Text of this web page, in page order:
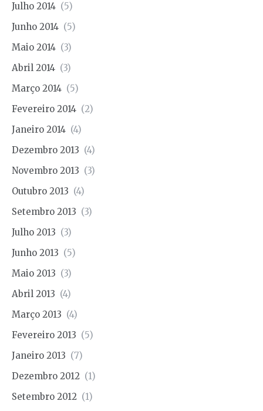
Julho 2014 (5)
Junho 2014 (5)
Maio 2014 (3)
Abril 2014 (3)
Março 2014 (5)
Fevereiro 2014 (2)
Janeiro 2014 (4)
Dezembro 2013 (4)
Novembro 2013 (3)
Outubro 2013 (4)
Setembro 2013 (3)
Julho 2013 (3)
Junho 2013 (5)
Maio 2013 (3)
Abril 2013 (4)
Março 2013 (4)
Fevereiro 2013 (5)
Janeiro 2013 (7)
Dezembro 2012 (1)
Setembro 2012 (1)